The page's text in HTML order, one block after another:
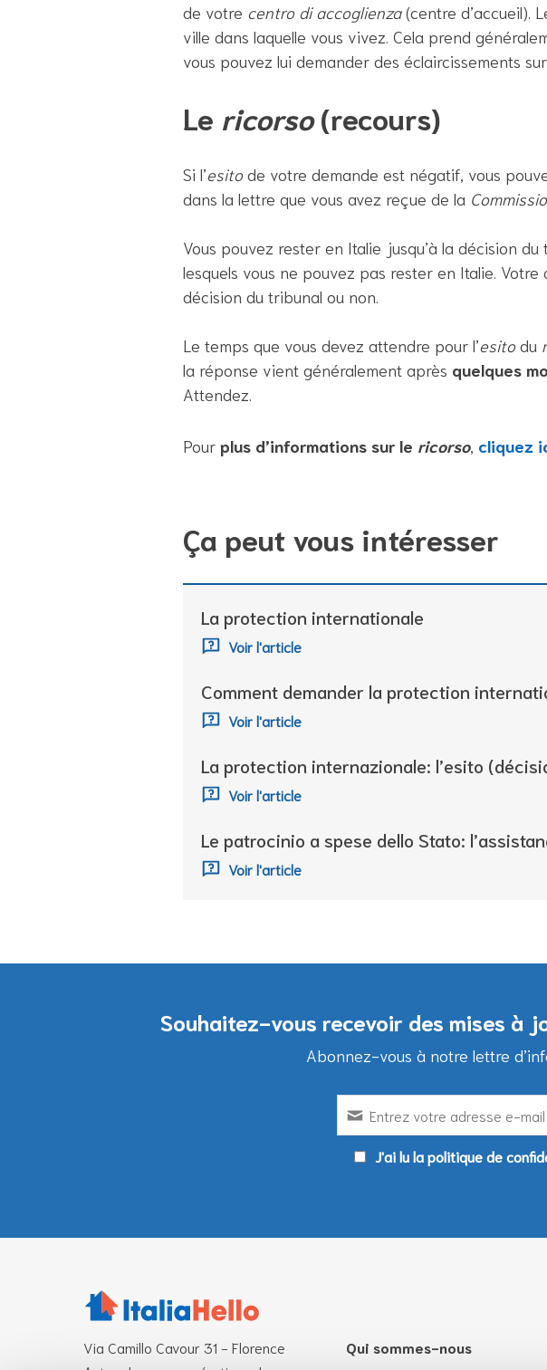
de votre centro di accoglienza(centre d’accueil).
ville dans laquelle vous vivez. Cela prend
vous pouvez lui demander des éclaircissements
Le ricorso(recours)
Si l’esitode votre demande est négatif, vous
dans la lettre que vous avez reçue de la
Vous pouvez rester en Italie jusqu’à la décision
lesquels vous ne pouvez pas rester en Italie.
décision du tribunal ou non.
Le temps que vous devez attendre pour l’esitodu
la réponse vient généralement après quelques
Attendez.
Pour plus d’informations sur le ricorso, cliquez
Ça peut vous intéresser
La protection internationale
Voir l'article
Comment demander la protection
Voir l'article
La protection internazionale: l’esito
Voir l'article
Le patrocinio a spese dello Stato:
Voir l'article
Souhaitez-vous recevoir des mises à
Abonnez-vous à notre lettre
J'ai lu la politique de
Via Camillo Cavour 31 - Florence
Qui sommes-nous